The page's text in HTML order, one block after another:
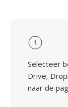
1
Selecteer
Drive,
naar de